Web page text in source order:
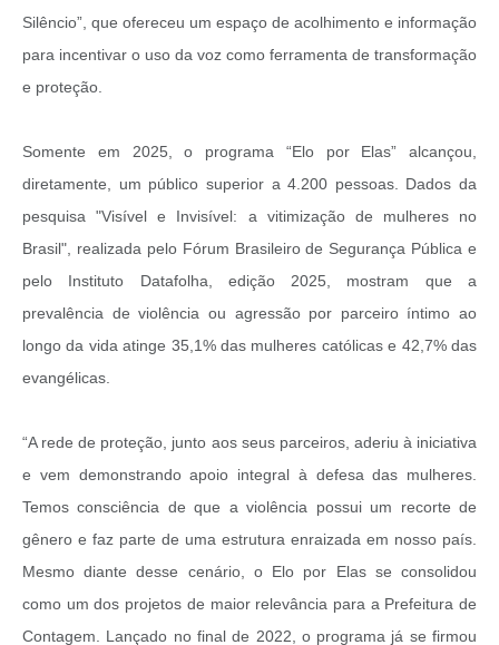
Silêncio”, que ofereceu um espaço de acolhimento e informação
para incentivar o uso da voz como ferramenta de transformação
e proteção.
Somente em 2025, o programa “Elo por Elas” alcançou,
diretamente, um público superior a 4.200 pessoas. Dados da
pesquisa "Visível e Invisível: a vitimização de mulheres no
Brasil", realizada pelo Fórum Brasileiro de Segurança Pública e
pelo Instituto Datafolha, edição 2025, mostram que a
prevalência de violência ou agressão por parceiro íntimo ao
longo da vida atinge 35,1% das mulheres católicas e 42,7% das
evangélicas.
“A rede de proteção, junto aos seus parceiros, aderiu à iniciativa
e vem demonstrando apoio integral à defesa das mulheres.
Temos consciência de que a violência possui um recorte de
gênero e faz parte de uma estrutura enraizada em nosso país.
Mesmo diante desse cenário, o Elo por Elas se consolidou
como um dos projetos de maior relevância para a Prefeitura de
Contagem. Lançado no final de 2022, o programa já se firmou